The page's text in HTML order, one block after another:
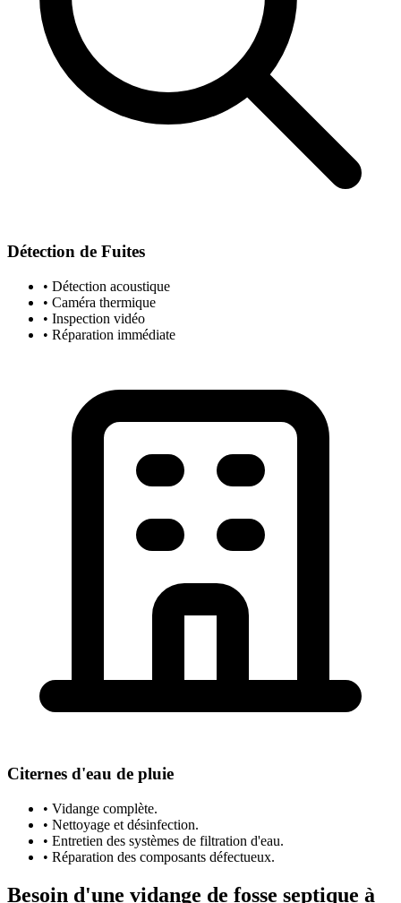
Détection de Fuites
• Détection acoustique
• Caméra thermique
• Inspection vidéo
• Réparation immédiate
Citernes d'eau de pluie
• Vidange complète.
• Nettoyage et désinfection.
• Entretien des systèmes de filtration d'eau.
• Réparation des composants défectueux.
Besoin d'une vidange de fosse septique à